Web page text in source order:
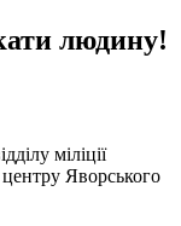
людину!
міліції
Яворського